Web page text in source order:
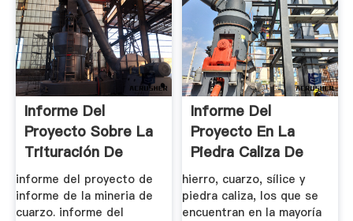
Informe Del
Proyecto Sobre La
Trituración De
Cuarzo En La ...
informe del proyecto de
informe de la mineria de
cuarzo. informe del
Informe Del
Proyecto En La
Piedra Caliza De
Trituración ...
hierro, cuarzo, sílice y
piedra caliza, los que se
encuentran en la mayoría